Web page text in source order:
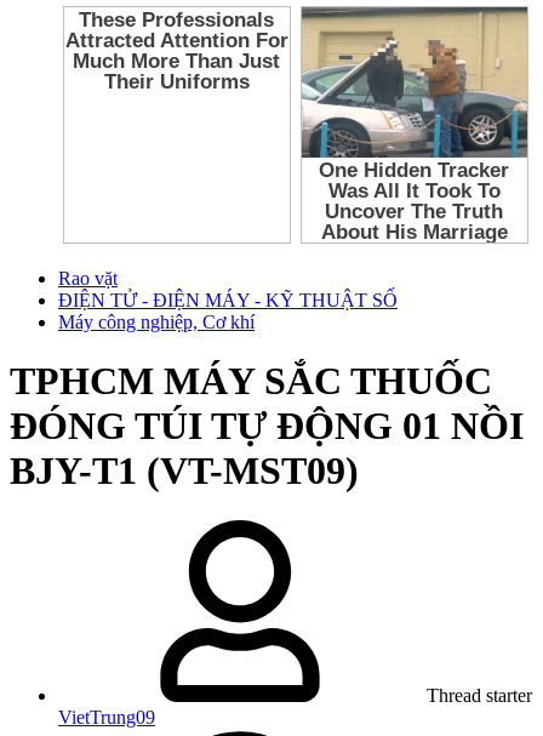
Rao vặt
ĐIỆN TỬ - ĐIỆN MÁY - KỸ THUẬT SỐ
Máy công nghiệp, Cơ khí
TPHCM MÁY SẮC THUỐC
ĐÓNG TÚI TỰ ĐỘNG 01 NỒI
BJY-T1 (VT-MST09)
Thread starter
VietTrung09